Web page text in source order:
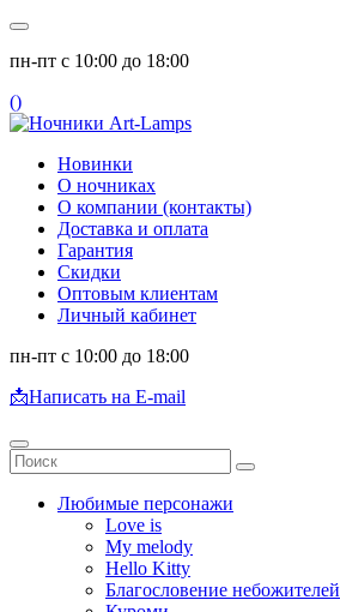
пн-пт с 10:00 до 18:00
()
Новинки
О ночниках
О компании (контакты)
Доставка и оплата
Гарантия
Скидки
Оптовым клиентам
Личный кабинет
пн-пт с 10:00 до 18:00
📩Написать на E-mail
Любимые персонажи
Love is
My melody
Hello Kitty
Благословение небожителей